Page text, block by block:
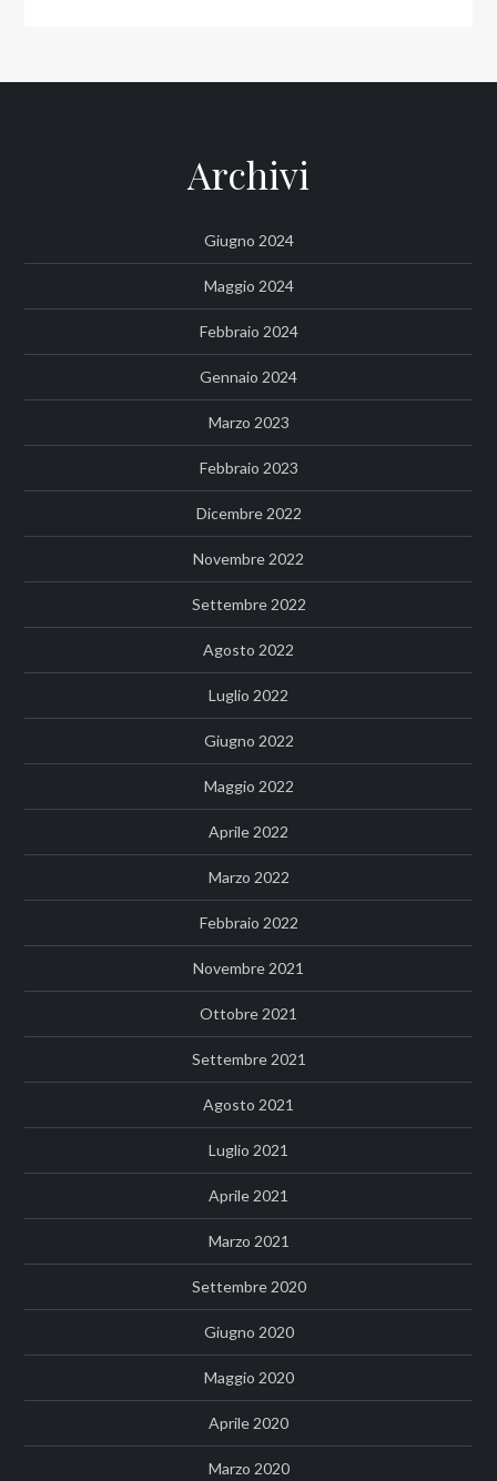
Archivi
Giugno 2024
Maggio 2024
Febbraio 2024
Gennaio 2024
Marzo 2023
Febbraio 2023
Dicembre 2022
Novembre 2022
Settembre 2022
Agosto 2022
Luglio 2022
Giugno 2022
Maggio 2022
Aprile 2022
Marzo 2022
Febbraio 2022
Novembre 2021
Ottobre 2021
Settembre 2021
Agosto 2021
Luglio 2021
Aprile 2021
Marzo 2021
Settembre 2020
Giugno 2020
Maggio 2020
Aprile 2020
Marzo 2020